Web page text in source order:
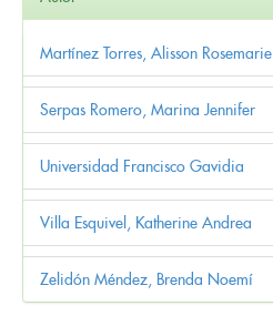
Martínez Torres, Alisson Rosemarie
Serpas Romero, Marina Jennifer
Universidad Francisco Gavidia
Villa Esquivel, Katherine Andrea
Zelidón Méndez, Brenda Noemí